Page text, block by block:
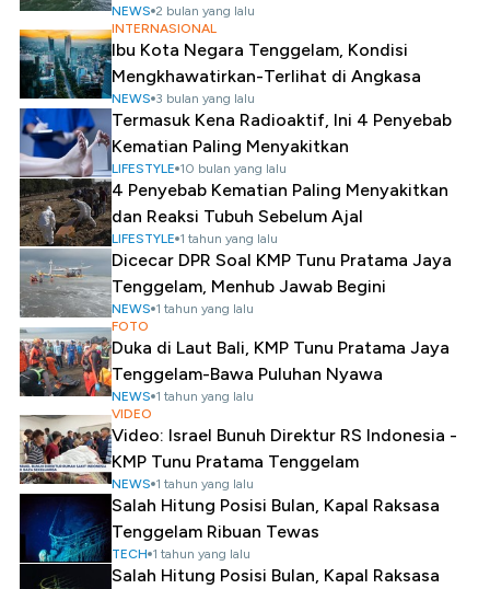
NEWS 2 bulan yang lalu
INTERNASIONAL
Ibu Kota Negara Tenggelam, Kondisi
Mengkhawatirkan-Terlihat di Angkasa
NEWS 3 bulan yang lalu
Termasuk Kena Radioaktif, Ini 4 Penyebab
Kematian Paling Menyakitkan
LIFESTYLE 10 bulan yang lalu
4 Penyebab Kematian Paling Menyakitkan
dan Reaksi Tubuh Sebelum Ajal
LIFESTYLE 1 tahun yang lalu
Dicecar DPR Soal KMP Tunu Pratama Jaya
Tenggelam, Menhub Jawab Begini
NEWS 1 tahun yang lalu
FOTO
Duka di Laut Bali, KMP Tunu Pratama Jaya
Tenggelam-Bawa Puluhan Nyawa
NEWS 1 tahun yang lalu
VIDEO
Video: Israel Bunuh Direktur RS Indonesia -
KMP Tunu Pratama Tenggelam
NEWS 1 tahun yang lalu
Salah Hitung Posisi Bulan, Kapal Raksasa
Tenggelam Ribuan Tewas
TECH 1 tahun yang lalu
Salah Hitung Posisi Bulan, Kapal Raksasa